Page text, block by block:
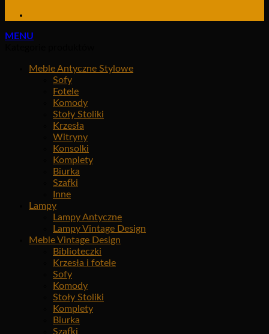
MENU
Meble Antyczne Stylowe
Sofy
Fotele
Komody
Stoły Stoliki
Krzesła
Witryny
Konsolki
Komplety
Biurka
Szafki
Inne
Lampy
Lampy Antyczne
Lampy Vintage Design
Meble Vintage Design
Biblioteczki
Krzesła i fotele
Sofy
Komody
Stoły Stoliki
Komplety
Biurka
Szafki